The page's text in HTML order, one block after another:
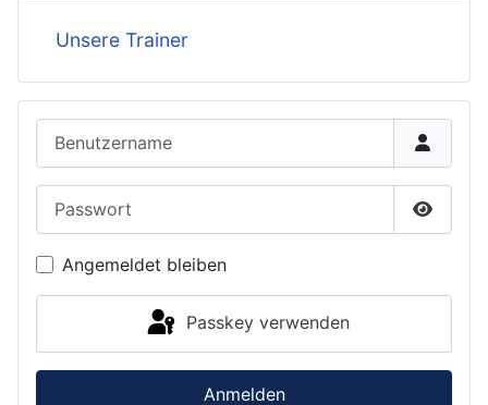
Unsere Trainer
Angemeldet bleiben
Passkey verwenden
Anmelden